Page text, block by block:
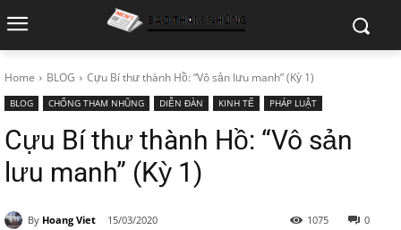
Home BLOG Cựu Bí thư thành Hồ: “Vô sản lưu manh” (Kỳ 1)
BLOG CHỐNG THAM NHŨNG DIỄN ĐÀN KINH TẾ PHÁP LUẬT
Cựu Bí thư thành Hồ: “Vô sản
lưu manh” (Kỳ 1)
By Hoang Viet 15/03/2020 0
1075